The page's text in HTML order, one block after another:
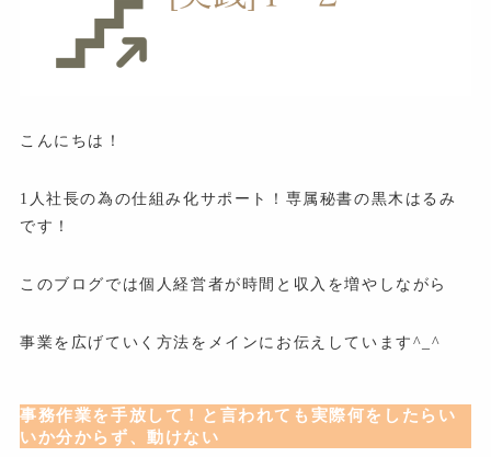
こんにちは！
1人社長の為の仕組み化サポート！専属秘書の黒木はるみ
です！
このブログでは個人経営者が時間と収入を増やしながら
事業を広げていく方法をメインにお伝えしています^_^
事務作業を手放して！と言われても実際何をしたらい
いか分からず、動けない